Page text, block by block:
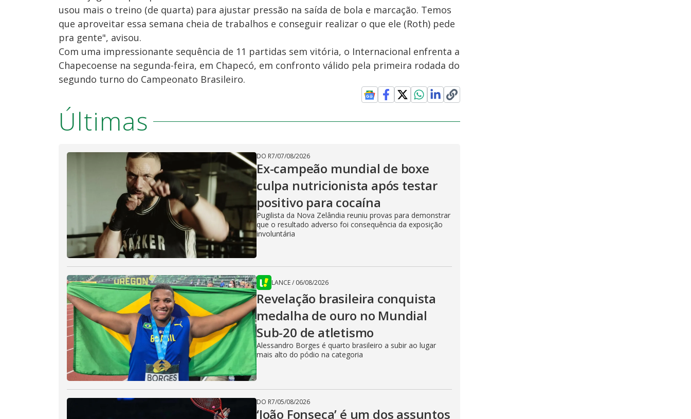
usou mais o treino (de quarta) para ajustar pressão na saída de bola e marcação. Temos
que aproveitar essa semana cheia de trabalhos e conseguir realizar o que ele (Roth) pede
pra gente", avisou.
Com uma impressionante sequência de 11 partidas sem vitória, o Internacional enfrenta a
Chapecoense na segunda-feira, em Chapecó, em confronto válido pela primeira rodada do
segundo turno do Campeonato Brasileiro.
Últimas
DO R7/07/08/2026
Ex-campeão mundial de boxe
culpa nutricionista após testar
positivo para cocaína
Pugilista da Nova Zelândia reuniu provas para demonstrar
que o resultado adverso foi consequência da exposição
involuntária
LANCE/ 06/08/2026
Revelação brasileira conquista
medalha de ouro no Mundial
Sub-20 de atletismo
Alessandro Borges é quarto brasileiro a subir ao lugar
mais alto do pódio na categoria
DO R7/05/08/2026
‘João Fonseca’ é um dos assuntos